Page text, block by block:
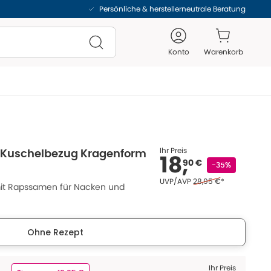
Persönliche & herstellerneutrale Beratung
Konto Warenkorb
Kragenform
Rapssamen für Nacken und
Ihr Preis
18,90 € -35%
UVP/AVPEhemaliger Preis (U V
28,95 €*
Ohne Rezept
Ihr Preis